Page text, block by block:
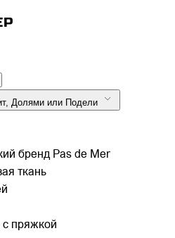
4 × 2247 ₽ в Сплит, Долями или Подели
бренд Pas de Mer
ткань
пряжкой